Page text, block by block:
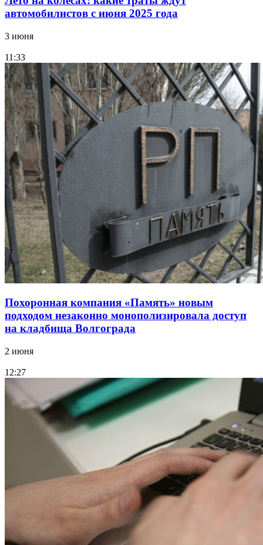
автомобилистов с июня 2025 года
3 июня
11:33
Похоронная компания «Память» новым
подходом незаконно монополизировала доступ
на кладбища Волгограда
2 июня
12:27